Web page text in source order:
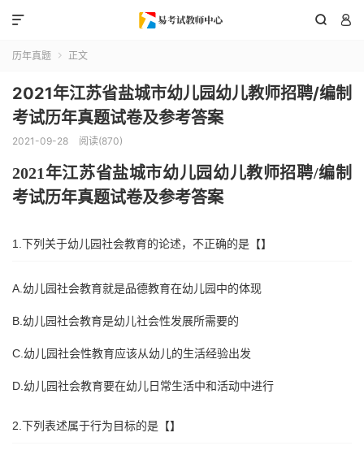
 

历年真题  正文
2021年江苏省盐城市幼儿园幼儿教师招聘/编制
考试历年真题试卷及参考答案
2021-09-28 阅读(870)
2021 年江苏省盐城市幼儿园幼儿教师招聘/编制
考试历年真题试卷及参考答案
1.下列关于幼儿园社会教育的论述，不正确的是【】
A.幼儿园社会教育就是品德教育在幼儿园中的体现
B.幼儿园社会教育是幼儿社会性发展所需要的
C.幼儿园社会性教育应该从幼儿的生活经验出发
D.幼儿园社会教育要在幼儿日常生活中和活动中进行
2.下列表述属于行为目标的是【】